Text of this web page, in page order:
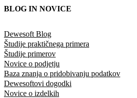
BLOG IN NOVICE
Dewesoft Blog
Študije praktičnega primera
Študije primerov
Novice o podjetju
Baza znanja o pridobivanju podatkov
Dewesoftovi dogodki
Novice o izdelkih